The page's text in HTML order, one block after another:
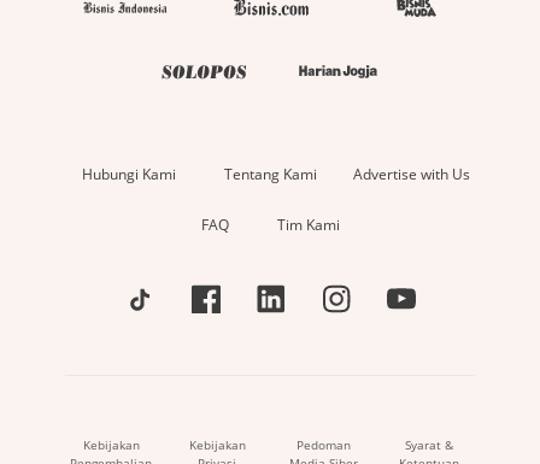
Hubungi Kami Tentang Kami Advertise with Us
FAQ Tim Kami
Kebijakan
Kebijakan
Pedoman
Syarat &